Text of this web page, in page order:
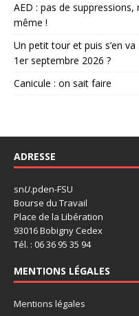
AED : pas de
même !
Un petit tour et puis s’en
1er septembre 2026 ?
Canicule : on sait faire
ADRESSE
snU.pden-FSU
Bourse du Travail
Place de la Libération
93016 Bobigny Cedex
Tél. : 06 36 95 35 94
MENTIONS LÉGALES
Mentions légales